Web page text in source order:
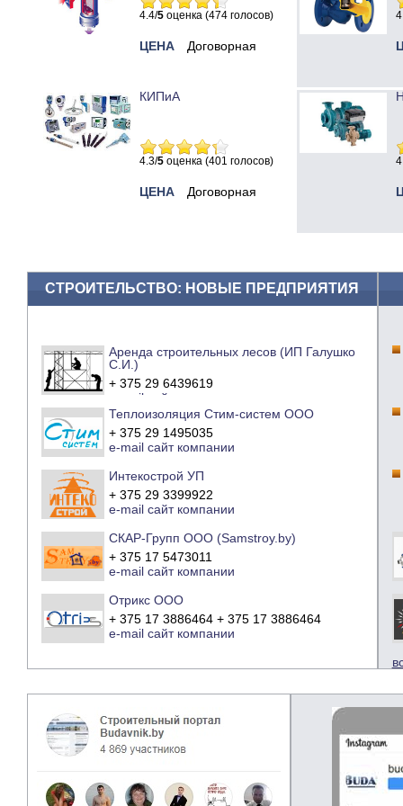
4.4/5 оценка (474 голосов)
ЦЕНА Договорная
КИПиА
4.3/5 оценка (401 голосов)
ЦЕНА Договорная
СТРОИТЕЛЬСТВО: НОВЫЕ ПРЕДПРИЯТИЯ
Аренда строительных лесов (ИП Галушко
С.И.)
+ 375 29 6439619
e-mail
сайт компании
Теплоизоляция Стим-систем ООО
+ 375 29 1495035
e-mail сайт компании
Интекострой УП
+ 375 29 3399922
e-mail сайт компании
СКАР-Групп ООО (Samstroy.by)
+ 375 17 5473011
e-mail сайт компании
Отрикс ООО
+ 375 17 3886464 + 375 17 3886464
e-mail сайт компании